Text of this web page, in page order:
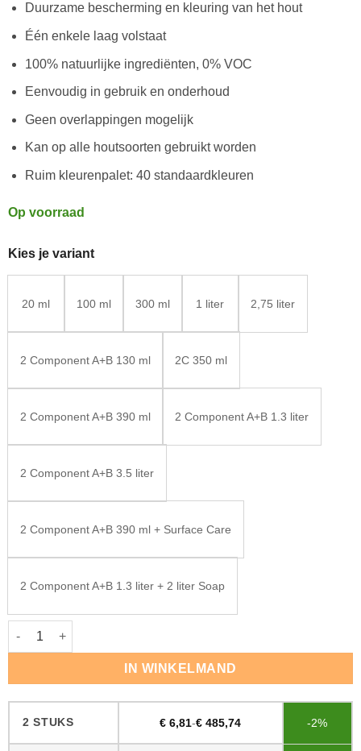
Duurzame bescherming en kleuring van het hout
Één enkele laag volstaat
100% natuurlijke ingrediënten, 0% VOC
Eenvoudig in gebruik en onderhoud
Geen overlappingen mogelijk
Kan op alle houtsoorten gebruikt worden
Ruim kleurenpalet: 40 standaardkleuren
Op voorraad
Kies je variant
20 ml 100 ml 300 ml 1 liter 2,75 liter
2 Component A+B 130 ml 2C 350 ml
2 Component A+B 390 ml 2 Component A+B 1.3 liter
2 Component A+B 3.5 liter
2 Component A+B 390 ml + Surface Care
2 Component A+B 1.3 liter + 2 liter Soap
Rubio Monocoat Oil Plus Havanna aantal
IN WINKELMAND
2 STUKS € 6,81-€ 485,74 -2%